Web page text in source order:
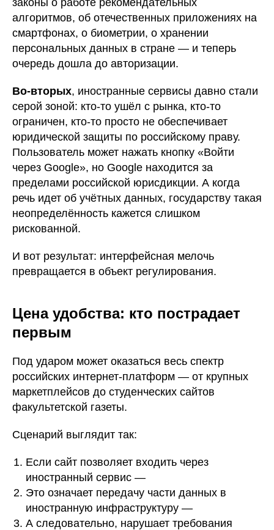
законы о работе рекомендательных
алгоритмов, об отечественных приложениях на
смартфонах, о биометрии, о хранении
персональных данных в стране — и теперь
очередь дошла до авторизации.
Во-вторых, иностранные сервисы давно стали
серой зоной: кто-то ушёл с рынка, кто-то
ограничен, кто-то просто не обеспечивает
юридической защиты по российскому праву.
Пользователь может нажать кнопку «Войти
через Google», но Google находится за
пределами российской юрисдикции. А когда
речь идет об учётных данных, государству такая
неопределённость кажется слишком
рискованной.
И вот результат: интерфейсная мелочь
превращается в объект регулирования.
Цена удобства: кто пострадает
первым
Под ударом может оказаться весь спектр
российских интернет-платформ — от крупных
маркетплейсов до студенческих сайтов
факультетской газеты.
Сценарий выглядит так:
Если сайт позволяет входить через
иностранный сервис —
Это означает передачу части данных в
иностранную инфраструктуру —
А следовательно, нарушает требования